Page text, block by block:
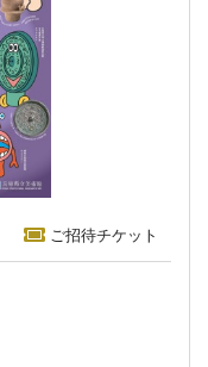
ご招待チケット